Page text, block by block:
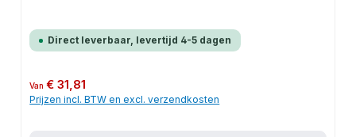
Direct leverbaar, levertijd 4-5 dagen
Normale prijs:
Van€ 31,81
Prijzen incl. BTW en excl. verzendkosten